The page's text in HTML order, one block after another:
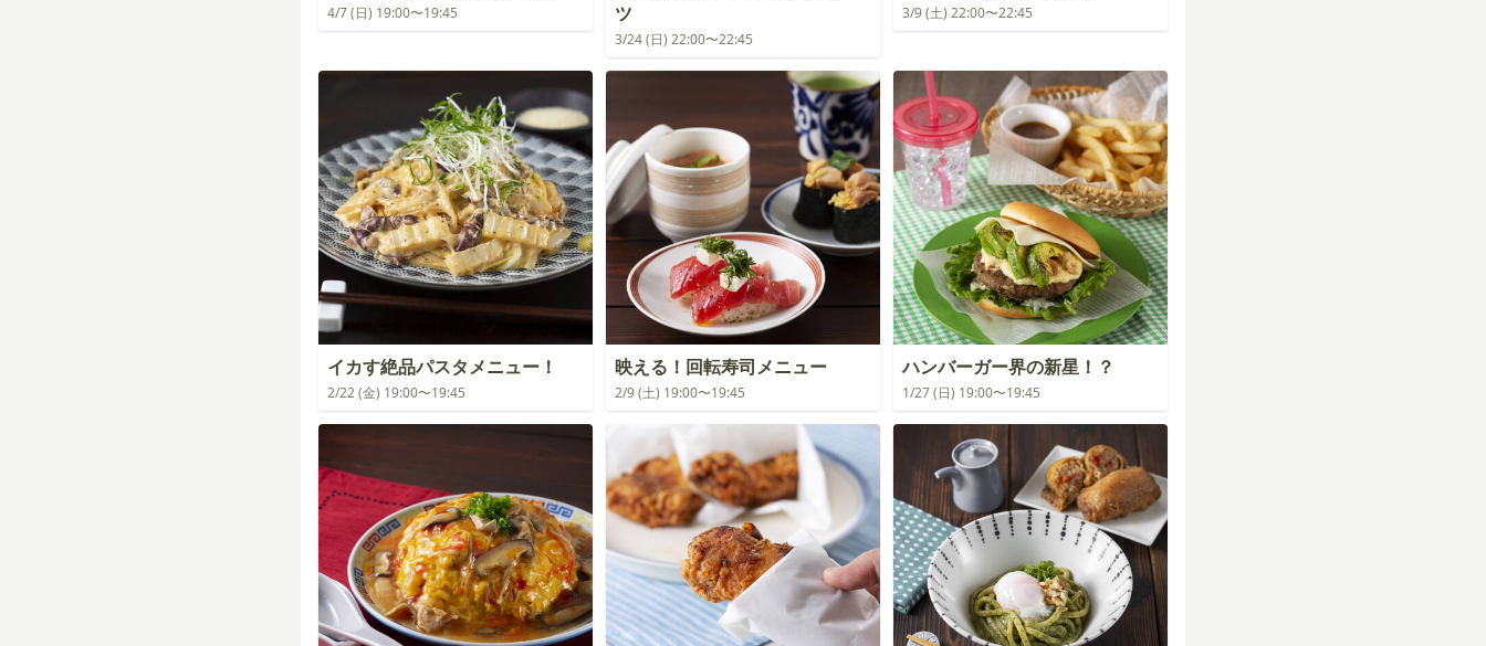
4/7 (日) 19:00〜19:45
ツ
3/24 (日) 22:00〜22:45
3/9 (土) 22:00〜22:45
イカす絶品パスタメニュー！
2/22 (金) 19:00〜19:45
映える！回転寿司メニュー
2/9 (土) 19:00〜19:45
ハンバーガー界の新星！？
1/27 (日) 19:00〜19:45